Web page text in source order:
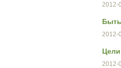
2012-
2012-
2012-